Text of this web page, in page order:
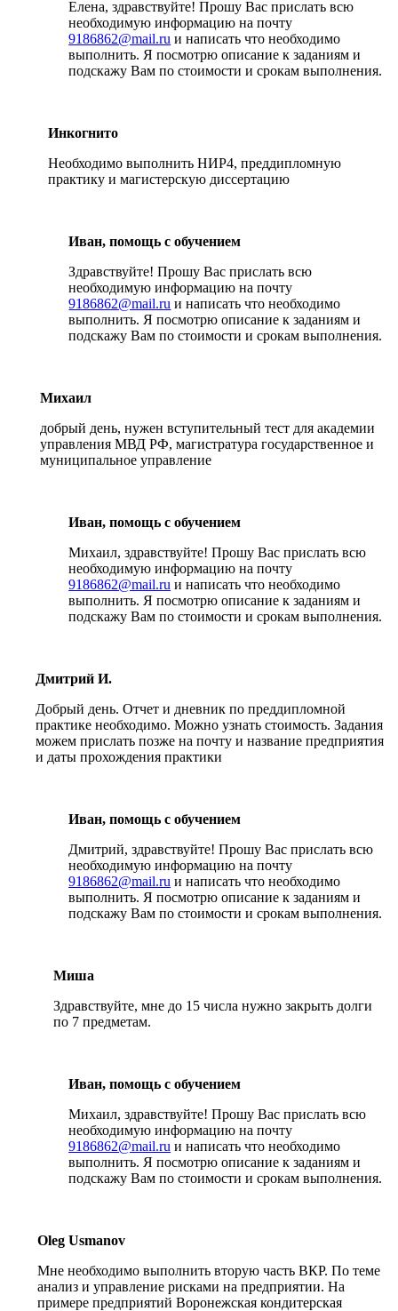
Елена, здравствуйте! Прошу Вас прислать всю
необходимую информацию на почту
9186862@mail.ru и написать что необходимо
выполнить. Я посмотрю описание к заданиям и
подскажу Вам по стоимости и срокам выполнения.
Инкогнито
Необходимо выполнить НИР4, преддипломную
практику и магистерскую диссертацию
Иван, помощь с обучением
Здравствуйте! Прошу Вас прислать всю
необходимую информацию на почту
9186862@mail.ru и написать что необходимо
выполнить. Я посмотрю описание к заданиям и
подскажу Вам по стоимости и срокам выполнения.
Михаил
добрый день, нужен вступительный тест для академии
управления МВД РФ, магистратура государственное и
муниципальное управление
Иван, помощь с обучением
Михаил, здравствуйте! Прошу Вас прислать всю
необходимую информацию на почту
9186862@mail.ru и написать что необходимо
выполнить. Я посмотрю описание к заданиям и
подскажу Вам по стоимости и срокам выполнения.
Дмитрий И.
Добрый день. Отчет и дневник по преддипломной
практике необходимо. Можно узнать стоимость. Задания
можем прислать позже на почту и название предприятия
и даты прохождения практики
Иван, помощь с обучением
Дмитрий, здравствуйте! Прошу Вас прислать всю
необходимую информацию на почту
9186862@mail.ru и написать что необходимо
выполнить. Я посмотрю описание к заданиям и
подскажу Вам по стоимости и срокам выполнения.
Миша
Здравствуйте, мне до 15 числа нужно закрыть долги
по 7 предметам.
Иван, помощь с обучением
Михаил, здравствуйте! Прошу Вас прислать всю
необходимую информацию на почту
9186862@mail.ru и написать что необходимо
выполнить. Я посмотрю описание к заданиям и
подскажу Вам по стоимости и срокам выполнения.
Oleg Usmanov
Мне необходимо выполнить вторую часть ВКР. По теме
анализ и управление рисками на предприятии. На
примере предприятий Воронежская кондитерская